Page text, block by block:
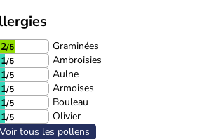
2/5
Graminées
1/5
Ambroisies
1/5
Aulne
1/5
Armoises
1/5
Bouleau
1/5
Olivier
Voir tous les pollens